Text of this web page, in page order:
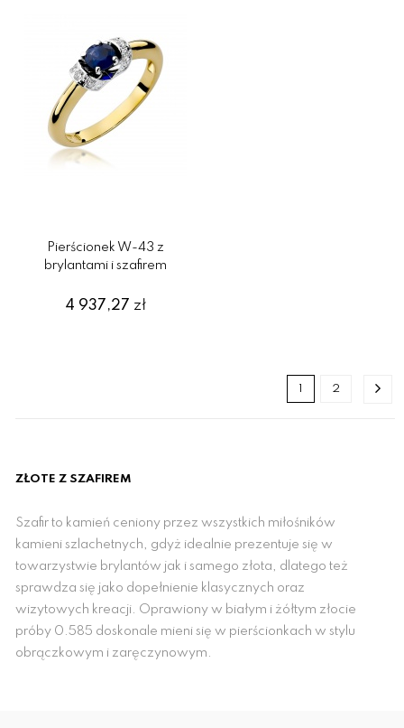
Pierścionek W-43 z
brylantami i szafirem
4 937,27zł
1 2
ZŁOTE Z SZAFIREM
Szafir to kamień ceniony przez wszystkich miłośników
kamieni szlachetnych, gdyż idealnie prezentuje się w
towarzystwie brylantów jak i samego złota, dlatego też
sprawdza się jako dopełnienie klasycznych oraz
wizytowych kreacji. Oprawiony w białym i żółtym złocie
próby 0.585 doskonale mieni się w pierścionkach w stylu
obrączkowym i zaręczynowym.